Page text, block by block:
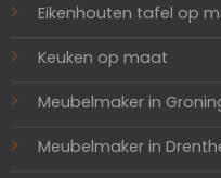
Eikenhouten tafel op
Keuken op maat
Meubelmaker in
Meubelmaker in